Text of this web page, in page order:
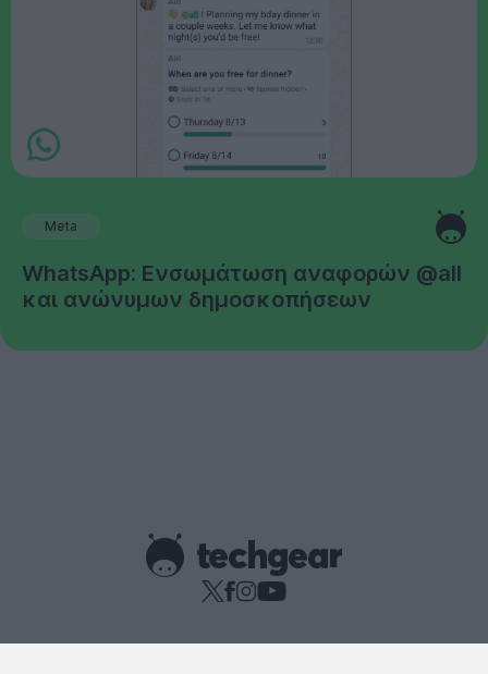
Meta
WhatsApp: Ενσωμάτωση αναφορών @all
και ανώνυμων δημοσκοπήσεων